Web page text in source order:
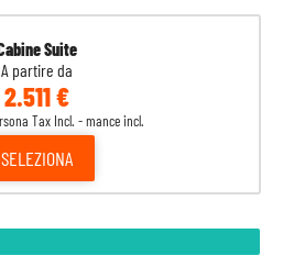
Suite
A partire da
2.511 €
Tax Incl. - mance incl.
SELEZIONA